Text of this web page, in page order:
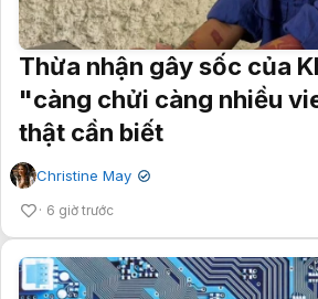
Thừa nhận gây sốc của
"càng chửi càng nhiều
thật cần biết
Christine May ✔
6 giờ trước